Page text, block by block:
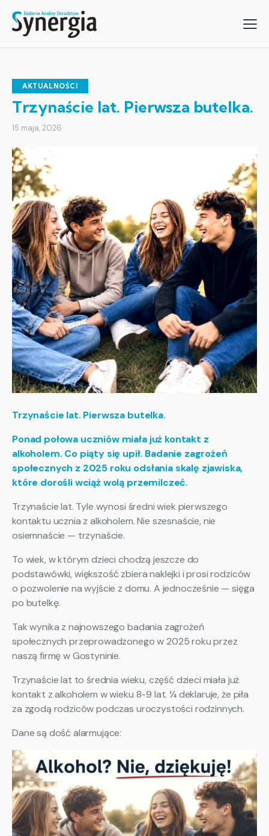
AKTUALNOŚCI
Trzynaście lat. Pierwsza butelka.
15 maja, 2026
Trzynaście lat. Pierwsza butelka.
Ponad połowa uczniów miała już kontakt z
alkoholem. Co piąty się upił. Badanie zagrożeń
społecznych z 2025 roku odsłania skalę zjawiska,
które dorośli wciąż wolą przemilczeć.
Trzynaście lat. Tyle wynosi średni wiek pierwszego
kontaktu ucznia z alkoholem. Nie szesnaście, nie
osiemnaście — trzynaście.
To wiek, w którym dzieci chodzą jeszcze do
podstawówki, większość zbiera naklejki i prosi rodziców
o pozwolenie na wyjście z domu. A jednocześnie — sięga
po butelkę.
Tak wynika z najnowszego badania zagrożeń
społecznych przeprowadzonego w 2025 roku przez
naszą firmę w Gostyninie.
Trzynaście lat to średnia wieku, część dzieci miała już
kontakt z alkoholem w wieku 8-9 lat. ¼ deklaruje, że piła
za zgodą rodziców podczas uroczystości rodzinnych.
Dane są dość alarmujące: